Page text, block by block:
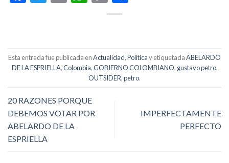
Link
Esta entrada fue publicada enActualidad,Políticay etiquetadaABELARDO
DE LA ESPRIELLA,Colombia,GOBIERNO COLOMBIANO, gustavo petro,
OUTSIDER,petro.
20 RAZONES PORQUE
DEBEMOS VOTAR POR
ABELARDO DE LA
ESPRIELLA
IMPERFECTAMENTE
PERFECTO